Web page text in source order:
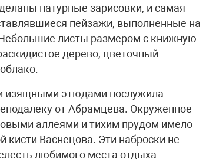
натурные зарисовки, и самая
пейзажи, выполненные на
Небольшие листы размером с книжную
дерево, цветочный
изящными этюдами послужила
от Абрамцева. Окруженное
аллеями и тихим прудом имело
кисти Васнецова. Эти наброски не
любимого места отдыха